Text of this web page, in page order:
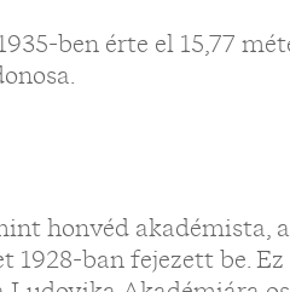
ben érte el 15,77
honvéd akadémista,
ban fejezett be.